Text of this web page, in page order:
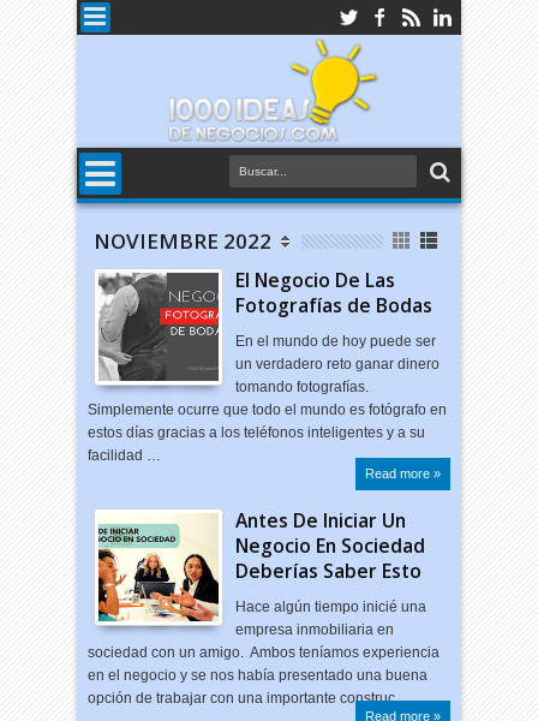
NOVIEMBRE 2022
El Negocio De Las
Fotografías de Bodas
En el mundo de hoy puede ser
un verdadero reto ganar dinero
tomando fotografías.
Simplemente ocurre que todo el mundo es fotógrafo en
estos días gracias a los teléfonos inteligentes y a su
facilidad …
Read more »
Antes De Iniciar Un
Negocio En Sociedad
Deberías Saber Esto
Hace algún tiempo inicié una
empresa inmobiliaria en
sociedad con un amigo. Ambos teníamos experiencia
en el negocio y se nos había presentado una buena
opción de trabajar con una importante construc…
Read more »